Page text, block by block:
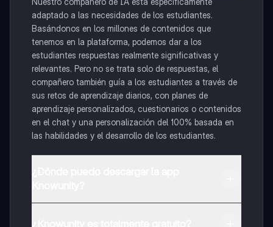
adaptado a las necesidades de los estudiantes.
Basándonos en los millones de contenidos que
tenemos en la plataforma, podemos dar a los
estudiantes respuestas realmente significativas y
relevantes. Pero no se trata solo de respuestas, el
compañero también guía a los estudiantes a través de
sus retos de aprendizaje diarios, con planes de
aprendizaje personalizados, cuestionarios o contenidos
en el chat y una personalización del 100% basada en
las habilidades y el desarrollo de los estudiantes.